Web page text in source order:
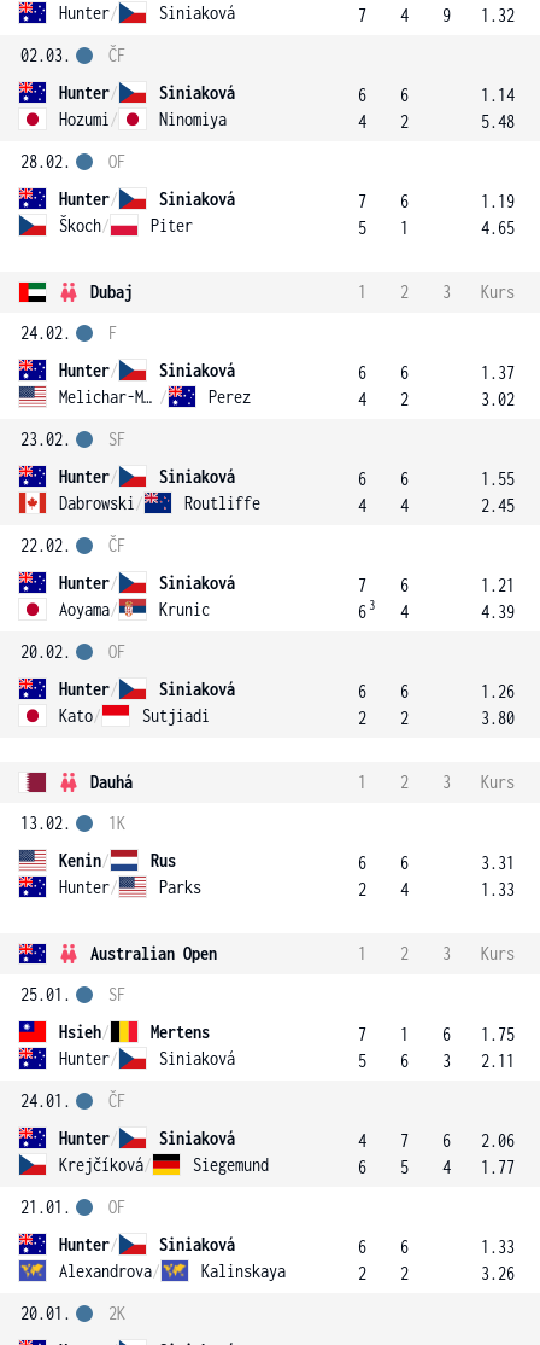
Hunter/ Siniaková
7
4
9
1.32
02.03.
Hunter/
Siniaková
Hozumi / Ninomiya
ČF
6
4
6
2
1.14
5.48
28.02.
Hunter/
Siniaková
Škoch/ Piter
OF
7
5
6
1
1.19
4.65
Dubaj 1 2 3
Kurs
24.02.
Hunter/
Siniaková
Melichar-Martinez / Perez
F
6
4
6
2
1.37
3.02
23.02.
Hunter/
Siniaková
Dabrowski / Routliffe
SF
6
4
6
4
1.55
2.45
22.02.
Hunter/
Siniaková
Aoyama/ Krunic
ČF
7
6 3
6
4
1.21
4.39
20.02.
Hunter/
Siniaková
Kato/ Sutjiadi
OF
6
2
6
2
1.26
3.80
Dauhá 1 2 3
Kurs
13.02.
Kenin/
Rus
Hunter/ Parks
1K
6
2
6
4
3.31
1.33
Australian Open 1 2 3
Kurs
25.01.
Hsieh/
Mertens
Hunter/ Siniaková
SF
7
5
1
6
6
3
1.75
2.11
24.01.
Hunter/
Siniaková
Krejčíková/ Siegemund
ČF
4
6
7
5
6
4
2.06
1.77
21.01.
Hunter/
Siniaková
Alexandrova/ Kalinskaya
OF
6
2
6
2
1.33
3.26
20.01.
2K